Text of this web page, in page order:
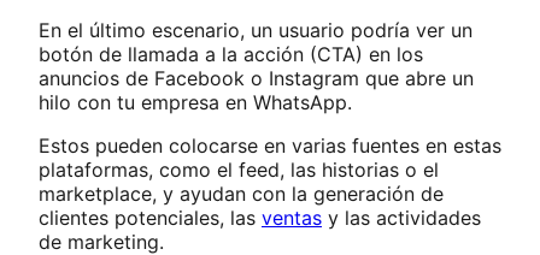
En el último escenario, un usuario podría ver un
botón de llamada a la acción (CTA) en los
anuncios de Facebook o Instagram que abre un
hilo con tu empresa en WhatsApp.
Estos pueden colocarse en varias fuentes en estas
plataformas, como el feed, las historias o el
marketplace, y ayudan con la generación de
clientes potenciales, las ventas y las actividades
de marketing.